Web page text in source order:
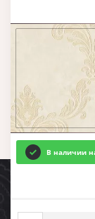
В наличии